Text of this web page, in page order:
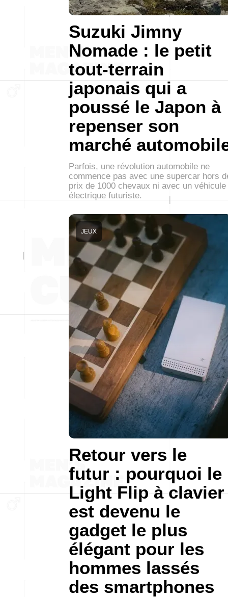
Suzuki Jimny
Nomade : le petit
tout-terrain
japonais qui a
poussé le Japon à
repenser son
marché
Parfois, une révolution automobile ne
commence pas avec une supercar hors
prix de 1000 chevaux ni avec un véhicule
électrique futuriste.
Retour vers le
futur : pourquoi le
Light Flip à clavier
est devenu le
gadget le plus
élégant pour les
hommes lassés
des smartphones
JEUX